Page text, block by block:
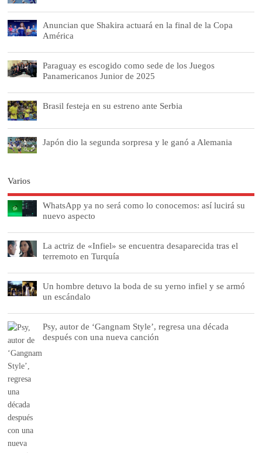
Anuncian que Shakira actuará en la final de la Copa
América
Paraguay es escogido como sede de los Juegos
Panamericanos Junior de 2025
Brasil festeja en su estreno ante Serbia
Japón dio la segunda sorpresa y le ganó a Alemania
Varios
WhatsApp ya no será como lo conocemos: así lucirá su
nuevo aspecto
La actriz de «Infiel» se encuentra desaparecida tras el
terremoto en Turquía
Un hombre detuvo la boda de su yerno infiel y se armó
un escándalo
Psy, autor de ‘Gangnam Style’, regresa una década
después con una nueva canción